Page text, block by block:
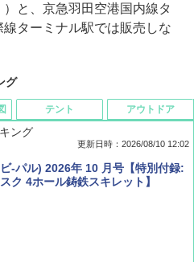
と、京急羽田空港国内線タ
ターミナル駅では販売しな
グ
ング
更新日時：2026/08/10 12:02
-パル) 2026年 10 月号【特別付録:
ク 4ホール鋳鉄スキレット】
テント アウトドア